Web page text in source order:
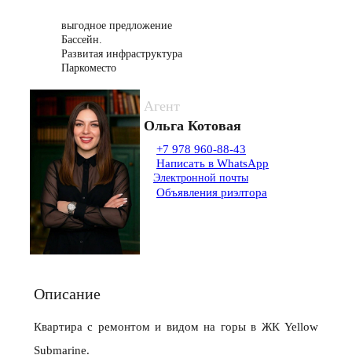
выгодное предложение
Бассейн.
Развитая инфраструктура
Паркоместо
Агент
Ольга Котовая
+7 978 960-88-43
Написать в WhatsApp
Электронной почты
Объявления риэлтора
Описание
Квартира с ремонтом и видом на горы в ЖК Yellow
Submarine.